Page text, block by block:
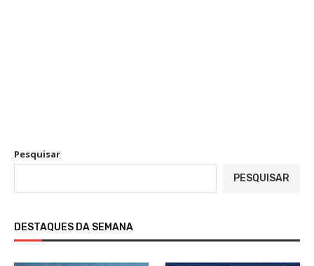
Pesquisar
PESQUISAR
DESTAQUES DA SEMANA